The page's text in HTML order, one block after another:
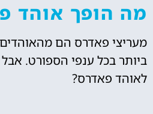
מה הופך אוהד
מעריצי פאדרס הם
ביותר בכל ענפי הספורט.
לאוהד פאדרס?